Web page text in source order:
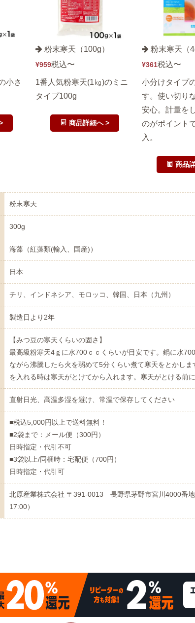
小さ
粉末寒天（100g）
¥959税込〜
1番人気粉寒天(1㎏)のミニ
タイプ100g
商品詳細へ >
粉末寒天（
¥361税込〜
小分けタイプ
す。使い切り
安心。計量を
のがポイント
入。
商品
粉末寒天
300g
海藻（紅藻類(輸入、国産)）
日本
チリ、インドネシア、モロッコ、韓国、日本（九州）
製造日より2年
【みつ豆の寒天くらいの固さ】
最高級粉寒天4ｇに水700ｃｃくらいが目安です。鍋に水
ながら沸騰したら火を弱めて5分くらい煮て寒天をとかし
を入れる時は寒天がとけてから入れます。寒天がとける前
直射日光、高温多湿を避け、常温で保存してください
■税込5,000円以上で送料無料！
■2袋まで：メール便（300円）
日時指定・代引不可
■3袋以上/同梱時：宅配便（700円）
日時指定・代引可
北原産業株式会社 〒391-0013 長野県茅野市宮川4000番
17:00）